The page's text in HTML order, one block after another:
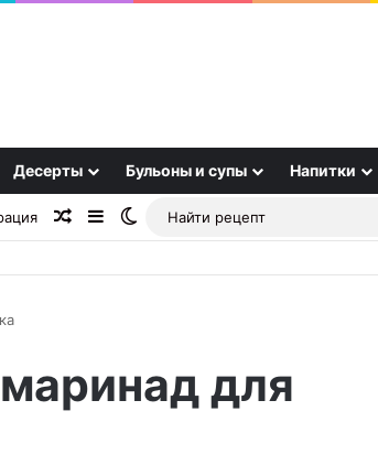
Десерты Бульоны и супы Напитки
Случайная статья
SidebarSwitch skin
для
Система
вентиляции